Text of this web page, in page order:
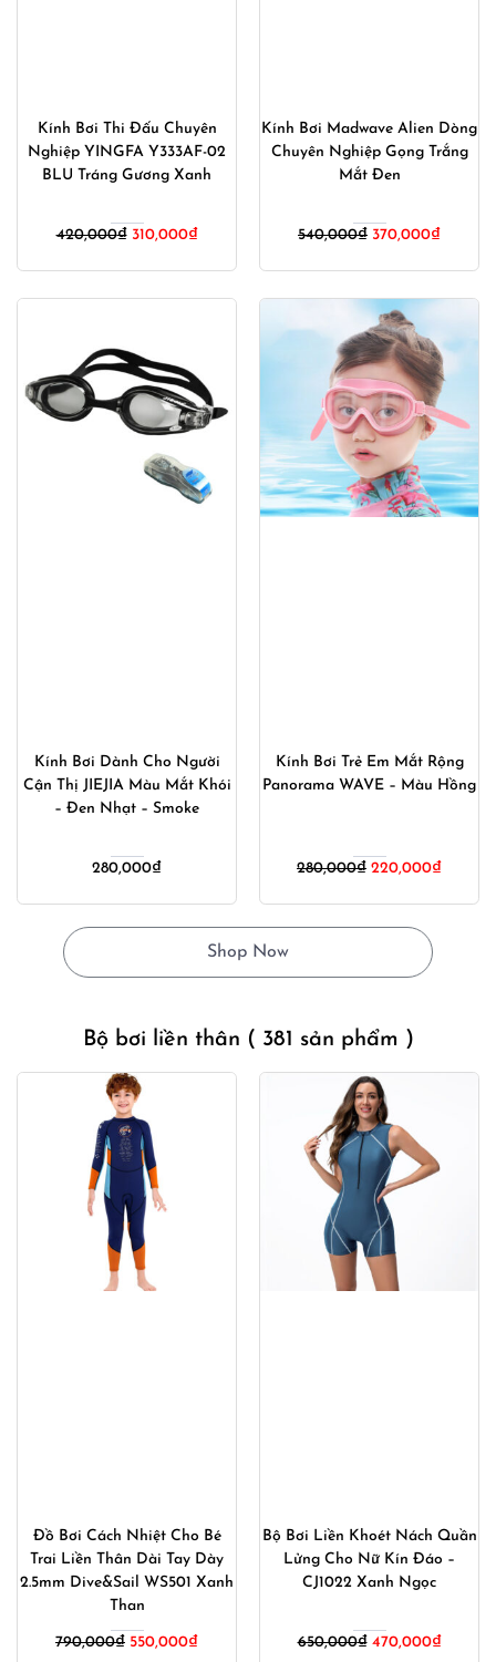
Kính Bơi Thi Đấu Chuyên
Nghiệp YINGFA Y333AF-02
BLU Tráng Gương Xanh
420,000₫ Giá
420,000₫.
310,000₫Giá
là:
Kính Bơi Madwave Alien Dòng
Chuyên Nghiệp Gọng Trắng
Mắt Đen
540,000₫ Giá
540,000₫.
370,000₫Giá
là:
Kính Bơi Dành Cho Người
Cận Thị JIEJIA Màu Mắt Khói
– Đen Nhạt – Smoke
280,000₫
Kính Bơi Trẻ Em Mắt Rộng
Panorama WAVE – Màu Hồng
280,000₫ Giá
280,000₫.
220,000₫Giá
Shop Now
Bộ bơi liền thân ( 381 sản phẩm )
Đồ Bơi Cách Nhiệt Cho Bé
Trai Liền Thân Dài Tay Dày
2.5mm Dive&Sail WS501 Xanh
Than
790,000₫ Giá
550,000₫Giá
Bộ Bơi Liền Khoét Nách Quần
Lửng Cho Nữ Kín Đáo –
CJ1022 Xanh Ngọc
650,000₫ Giá
470,000₫Giá